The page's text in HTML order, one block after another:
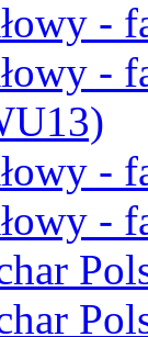
-
-
-
-